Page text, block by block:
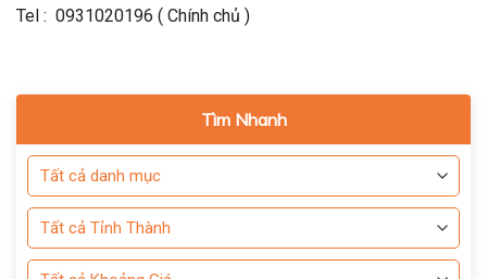
Tel : 0931020196 ( Chính chủ )
Tìm Nhanh